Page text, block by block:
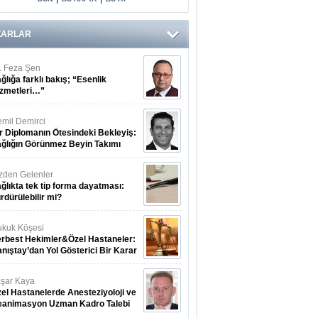
Feza Şen
farklı bakış; “Esenlik
Demirci
Diplomanın Ötesindeki Bekleyiş:
Görünmez Beyin Takımı
Gelenler
tek tip forma dayatması:
mi?
Köşesi
Hekimler&Özel Hastaneler:
Yol Gösterici Bir Karar
Kaya
Hastanelerde Anesteziyoloji ve
Uzman Kadro Talebi